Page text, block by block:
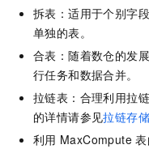
拆表：适用于个别字
单独的表。
合表：随着数仓的发
行任务和数据合并。
拉链表：合理利用拉
的详情请参见拉链存储
利用 MaxCompute